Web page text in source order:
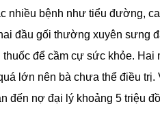
nhiều bệnh như tiểu đường,
đầu gối thường xuyên sưng
thuốc để cầm cự sức khỏe.
lớn nên bà chưa thể điều
đến nợ đại lý khoảng 5 triệu